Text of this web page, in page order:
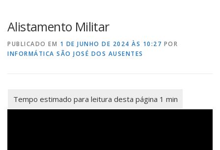
NOTÍCIAS ACESSO INFORMAÇÃO
Alistamento Militar
PUBLICADO EM 1 DE JUNHO DE 2024 ÀS 10:27 POR
INFORMÁTICA SÃO JOSÉ DOS AUSENTES